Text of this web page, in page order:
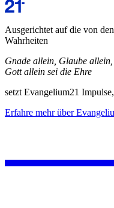
Ausgerichtet auf die von
Wahrheiten
Gnade allein, Glaube
Gott allein sei die Ehre
setzt Evangelium21
Erfahre mehr über